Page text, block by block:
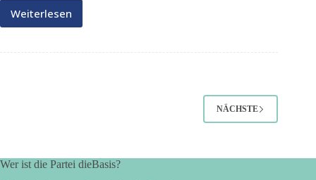
Weiterlesen
DieBasis
NÄCHSTE
Wer ist die Partei dieBasis?